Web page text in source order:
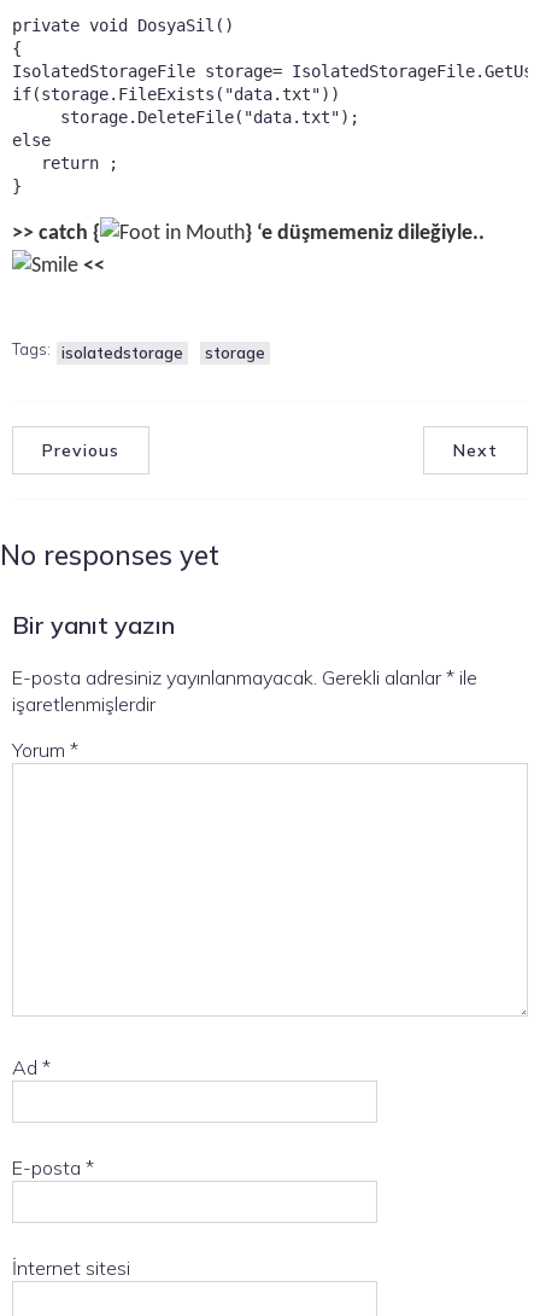
private void DosyaSil()
{
IsolatedStorageFile storage=
if(storage.FileExists("data.txt"))
     storage.DeleteFile("data.txt");
else
   return ;
}
>> catch {
} ‘e düşmemeniz dileğiyle..
<<
Tags: isolatedstorage storage
Previous Next
No responses yet
Bir yanıt yazın
E-posta adresiniz yayınlanmayacak. Gerekli alanlar* ile
işaretlenmişlerdir
Yorum *
Ad *
E-posta *
İnternet sitesi